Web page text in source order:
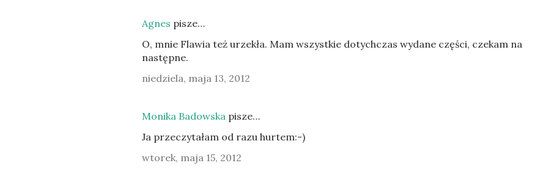
Agnes pisze…
O, mnie Flawia też urzekła. Mam wszystkie dotychczas wydane części, czekam na
następne.
niedziela, maja 13, 2012
Monika Badowska pisze…
Ja przeczytałam od razu hurtem:-)
wtorek, maja 15, 2012